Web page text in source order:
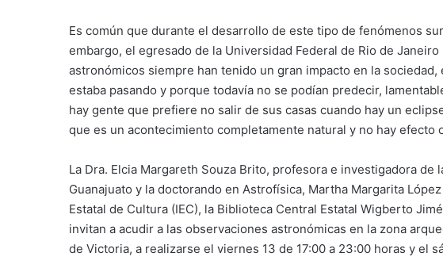
Es común que durante el desarrollo de este tipo de fenómenos
embargo, el egresado de la Universidad Federal de Rio de
astronómicos siempre han tenido un gran impacto en la
estaba pasando y porque todavía no se podían predecir,
hay gente que prefiere no salir de sus casas cuando hay un
que es un acontecimiento completamente natural y no hay efecto
La Dra. Elcia Margareth Souza Brito, profesora e investigadora de
Guanajuato y la doctorando en Astrofísica, Martha Margarita
Estatal de Cultura (IEC), la Biblioteca Central Estatal Wigberto
invitan a acudir a las observaciones astronómicas en la zona
de Victoria, a realizarse el viernes 13 de 17:00 a 23:00 horas y el